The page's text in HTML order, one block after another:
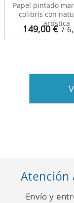
149,00€ /
Papel pintado
colibrís con
artística
Atención
Envío y